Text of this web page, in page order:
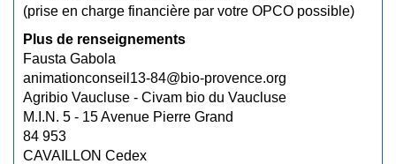
(prise en charge financière par votre OPCO possible)
Plus de renseignements
Fausta Gabola
animationconseil13-84@bio-provence.org
Agribio Vaucluse - Civam bio du Vaucluse
M.I.N. 5 - 15 Avenue Pierre Grand
84 953
CAVAILLON Cedex